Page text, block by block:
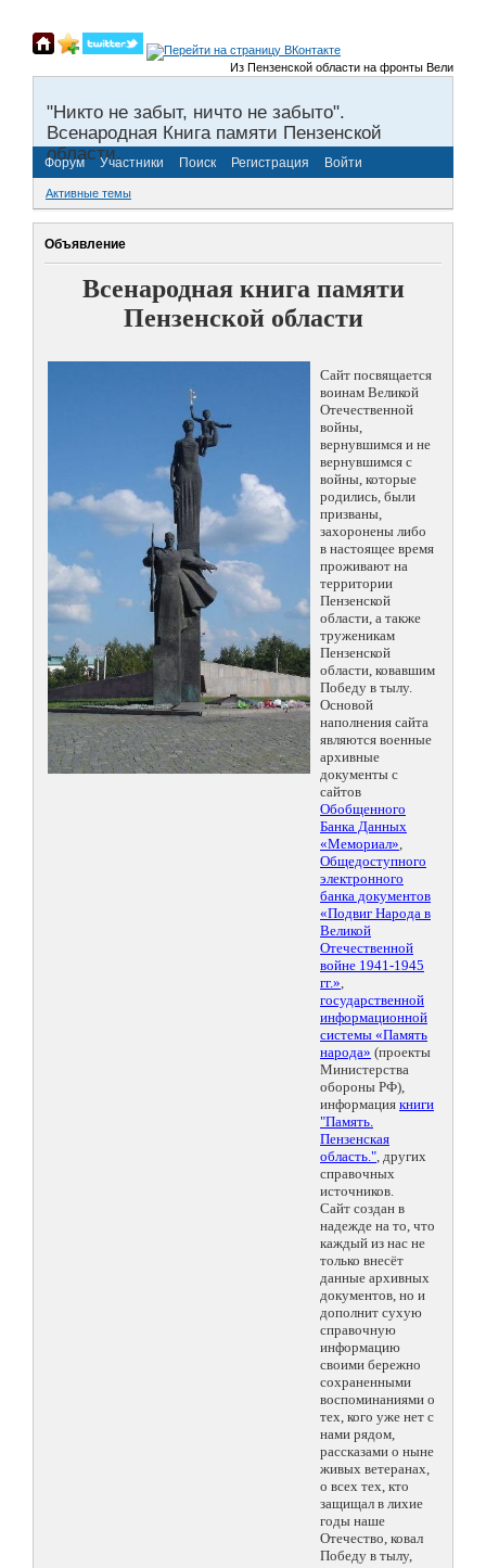
Из Пензенской области на фронты Великой
"Никто не забыт, ничто не забыто".
Всенародная Книга памяти Пензенской
области.
Форум Участники Поиск Регистрация Войти
Активные темы
Объявление
Всенародная книга памяти
Пензенской области
Сайт посвящается
воинам Великой
Отечественной
войны,
вернувшимся и не
вернувшимся с
войны, которые
родились, были
призваны,
захоронены либо
в настоящее время
проживают на
территории
Пензенской
области, а также
труженикам
Пензенской
области, ковавшим
Победу в тылу.
Основой
наполнения сайта
являются военные
архивные
документы с
сайтов
Обобщенного
Банка Данных
«Мемориал»,
Общедоступного
электронного
банка документов
«Подвиг Народа в
Великой
Отечественной
войне 1941-1945
гг.»,
государственной
информационной
системы «Память
народа» (проекты
Министерства
обороны РФ),
информация книги
"Память.
Пензенская
область.", других
справочных
источников.
Сайт создан в
надежде на то, что
каждый из нас не
только внесёт
данные архивных
документов, но и
дополнит сухую
справочную
информацию
своими бережно
сохраненными
воспоминаниями о
тех, кого уже нет с
нами рядом,
рассказами о ныне
живых ветеранах,
о всех тех, кто
защищал в лихие
годы наше
Отечество, ковал
Победу в тылу,